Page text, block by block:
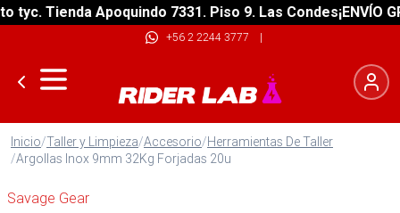
Tienda Apoquindo 7331. Piso 9. Las Condes¡ENVÍO
+56 2 2244 3777 |
Inicio/Taller y Limpieza/Accesorio/Herramientas De Taller
/Argollas Inox 9mm 32Kg Forjadas 20u
Savage Gear